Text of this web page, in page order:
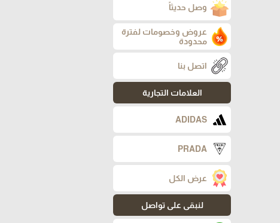
وصل حديثاً
عروض وخصومات لفترة
محدودة
اتصل بنا
العلامات التجارية
ADIDAS
PRADA
عرض الكل
لنبقى على تواصل